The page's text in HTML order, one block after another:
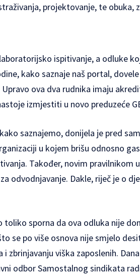
projektovanje, te obuka,
ispitivanje, a odluke
kako saznaje naš portal,
Upravo ova dva rudnika imaju
izmjestiti u novo preduzeće
saznajemo, donijela je pred
u kojem brišu odnosno
Također, novim pravilnikom
odvodnjavanje. Dakle, riječ je o
toliko sporna da ova odluka nije
se po više osnova nije smjelo
zbrinjavanju viška zaposlenih.
odbor Samostalnog sindikata